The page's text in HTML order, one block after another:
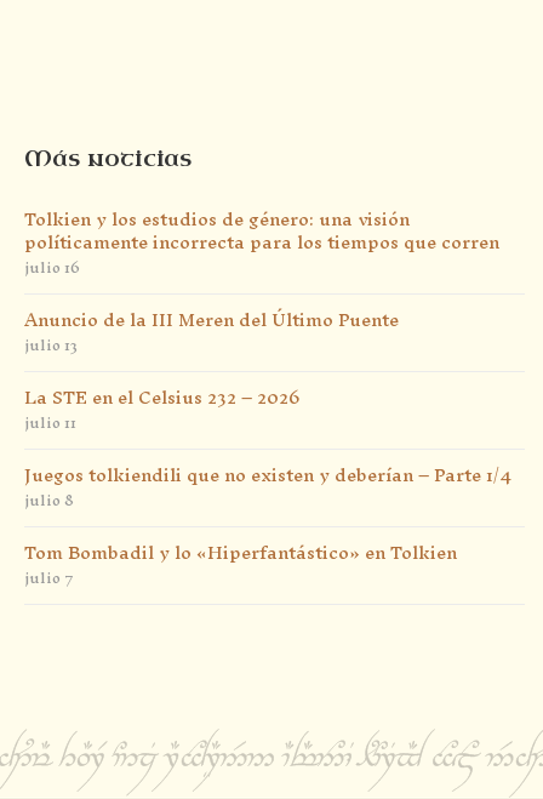
Más noticias
Tolkien y los estudios de género: una visión
políticamente incorrecta para los tiempos que corren
julio 16
Anuncio de la III Meren del Último Puente
julio 13
La STE en el Celsius 232 – 2026
julio 11
Juegos tolkiendili que no existen y deberían – Parte 1/4
julio 8
Tom Bombadil y lo «Hiperfantástico» en Tolkien
julio 7